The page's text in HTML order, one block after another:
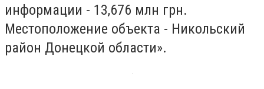
информации - 13,676 млн грн.
Местоположение объекта - Никольский
район Донецкой области».